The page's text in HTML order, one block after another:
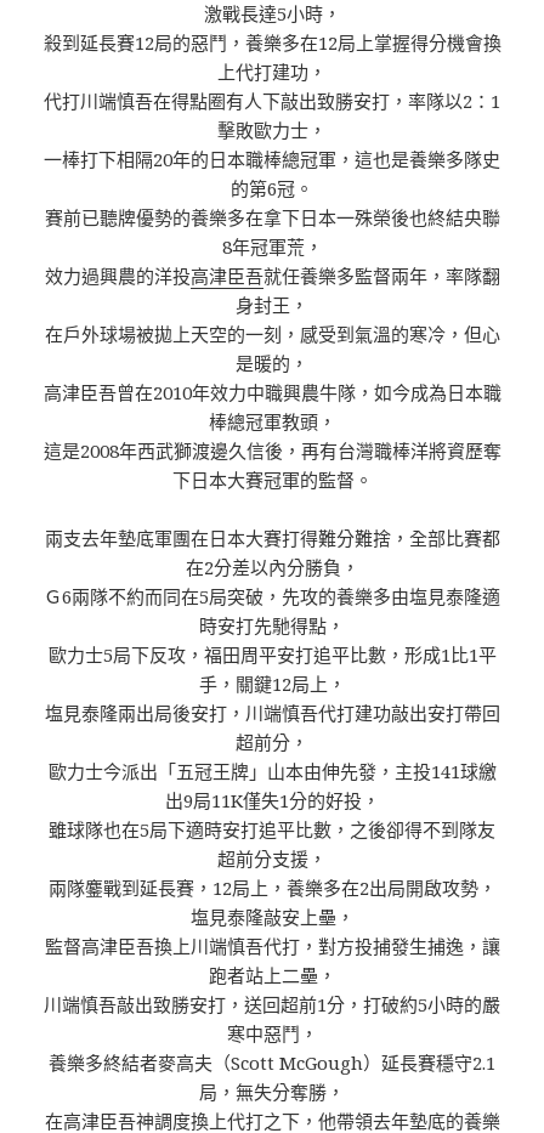
激戰長達5小時，
殺到延長賽12局的惡鬥，養樂多在12局上掌握得分機會換
上代打建功，
代打川端慎吾在得點圈有人下敲出致勝安打，率隊以2：1
擊敗歐力士，
一棒打下相隔20年的日本職棒總冠軍，這也是養樂多隊史
的第6冠。
賽前已聽牌優勢的養樂多在拿下日本一殊榮後也終結央聯
8年冠軍荒，
效力過興農的洋投高津臣吾就任養樂多監督兩年，率隊翻
身封王，
在戶外球場被拋上天空的一刻，感受到氣溫的寒冷，但心
是暖的，
高津臣吾曾在2010年效力中職興農牛隊，如今成為日本職
棒總冠軍教頭，
這是2008年西武獅渡邊久信後，再有台灣職棒洋將資歷奪
下日本大賽冠軍的監督。
兩支去年墊底軍團在日本大賽打得難分難捨，全部比賽都
在2分差以內分勝負，
Ｇ6兩隊不約而同在5局突破，先攻的養樂多由塩見泰隆適
時安打先馳得點，
歐力士5局下反攻，福田周平安打追平比數，形成1比1平
手，關鍵12局上，
塩見泰隆兩出局後安打，川端慎吾代打建功敲出安打帶回
超前分，
歐力士今派出「五冠王牌」山本由伸先發，主投141球繳
出9局11K僅失1分的好投，
雖球隊也在5局下適時安打追平比數，之後卻得不到隊友
超前分支援，
兩隊鏖戰到延長賽，12局上，養樂多在2出局開啟攻勢，
塩見泰隆敲安上壘，
監督高津臣吾換上川端慎吾代打，對方投捕發生捕逸，讓
跑者站上二壘，
川端慎吾敲出致勝安打，送回超前1分，打破約5小時的嚴
寒中惡鬥，
養樂多終結者麥高夫（Scott McGough）延長賽穩守2.1
局，無失分奪勝，
在高津臣吾神調度換上代打之下，他帶領去年墊底的養樂